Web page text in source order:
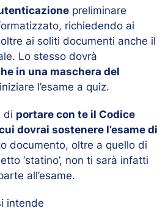
preliminare
richiedendo ai
ai soliti documenti anche il
Lo stesso dovrà
in una maschera del
l’esame a quiz.
di portare con te il Codice
dovrai sostenere l’esame di
documento, oltre a quello di
‘statino’, non ti sarà infatti
all’esame.
intende